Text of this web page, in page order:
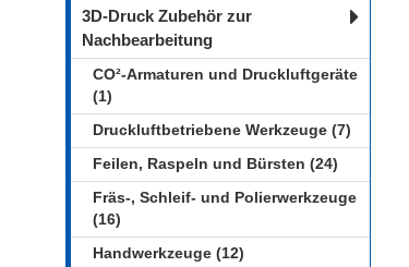
3D-Druck Zubehör zur
Nachbearbeitung
CO²-Armaturen und Druckluftgeräte
(1)
Druckluftbetriebene Werkzeuge (7)
Feilen, Raspeln und Bürsten (24)
Fräs-, Schleif- und Polierwerkzeuge
(16)
Handwerkzeuge (12)